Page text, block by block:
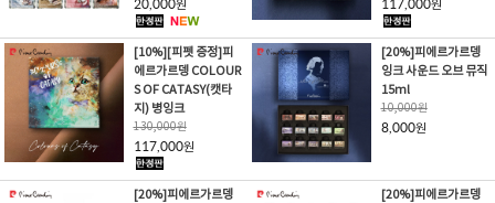
20,000원 117,000원
[10%][피펫 증정]피
에르가르뎅 COLOUR
S OF CATASY(캣타
지) 병잉크
130,000원
117,000원
[20%]피에르가르뎅
잉크 사운드 오브 뮤직
15ml
10,000원
8,000원
[20%]피에르가르뎅
[20%]피에르가르뎅